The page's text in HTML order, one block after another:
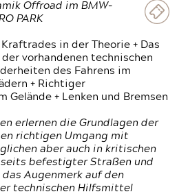
Offroad im BMW-
PARK
in der Theorie + Das
vorhandenen technischen
des Fahrens im
+ Richtiger
Gelände + Lenken und Bremsen
erlernen die Grundlagen der
richtigen Umgang mit
aber auch in kritischen
befestigter Straßen und
Augenmerk auf den
technischen Hilfsmittel